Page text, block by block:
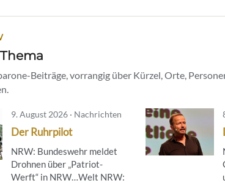
Beiträge, vorrangig über Kürzel, Orte,
9. August 2026 · Nachrichten
Der Ruhrpilot
NRW: Bundeswehr meldet
Drohnen über „Patriot-
Werft“ in NRW…Welt NRW: